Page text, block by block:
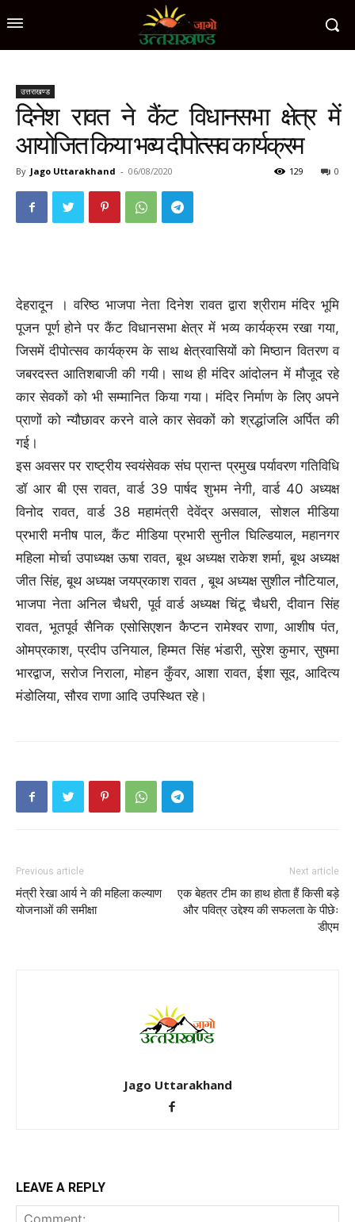
उत्तराखण्ड
दिनेश रावत ने कैंट विधानसभा क्षेत्र में
आयोजित किया भव्य दीपोत्सव कार्यक्रम
By Jago Uttarakhand - 06/08/2020 0
129
देहरादून । वरिष्ठ भाजपा नेता दिनेश रावत द्वारा श्रीराम मंदिर भूमि
पूजन पूर्ण होने पर कैंट विधानसभा क्षेत्र में भव्य कार्यक्रम रखा गया,
जिसमें दीपोत्सव कार्यक्रम के साथ क्षेत्रवासियों को मिष्ठान वितरण व
जबरदस्त आतिशबाजी की गयी। साथ ही मंदिर आंदोलन में मौजूद रहे
कार सेवकों को भी सम्मानित किया गया। मंदिर निर्माण के लिए अपने
प्राणों को न्यौछावर करने वाले कार सेवकों को श्रद्धांजलि अर्पित की
गई।
इस अवसर पर राष्ट्रीय स्वयंसेवक संघ प्रान्त प्रमुख पर्यावरण गतिविधि
डॉ आर बी एस रावत, वार्ड 39 पार्षद शुभम नेगी, वार्ड 40 अध्यक्ष
विनोद रावत, वार्ड 38 महामंत्री देवेंद्र असवाल, सोशल मीडिया
प्रभारी मनीष पाल, कैंट मीडिया प्रभारी सुनील घिल्डियाल, महानगर
महिला मोर्चा उपाध्यक्ष ऊषा रावत, बूथ अध्यक्ष राकेश शर्मा, बूथ अध्यक्ष
जीत सिंह, बूथ अध्यक्ष जयप्रकाश रावत , बूथ अध्यक्ष सुशील नौटियाल,
भाजपा नेता अनिल चैधरी, पूर्व वार्ड अध्यक्ष चिंटू चैधरी, दीवान सिंह
रावत, भूतपूर्व सैनिक एसोसिएशन कैप्टन रामेश्वर राणा, आशीष पंत,
ओमप्रकाश, प्रदीप उनियाल, हिम्मत सिंह भंडारी, सुरेश कुमार, सुषमा
भारद्वाज, सरोज निराला, मोहन कुँवर, आशा रावत, ईशा सूद, आदित्य
मंडोलिया, सौरव राणा आदि उपस्थित रहे।
Previous article
मंत्री रेखा आर्य ने की महिला कल्याण
योजनाओं की समीक्षा
Next article
एक बेहतर टीम का हाथ होता हैं किसी बड़े
और पवित्र उद्देश्य की सफलता के पीछेः
डीएम
Jago Uttarakhand
LEAVE A REPLY